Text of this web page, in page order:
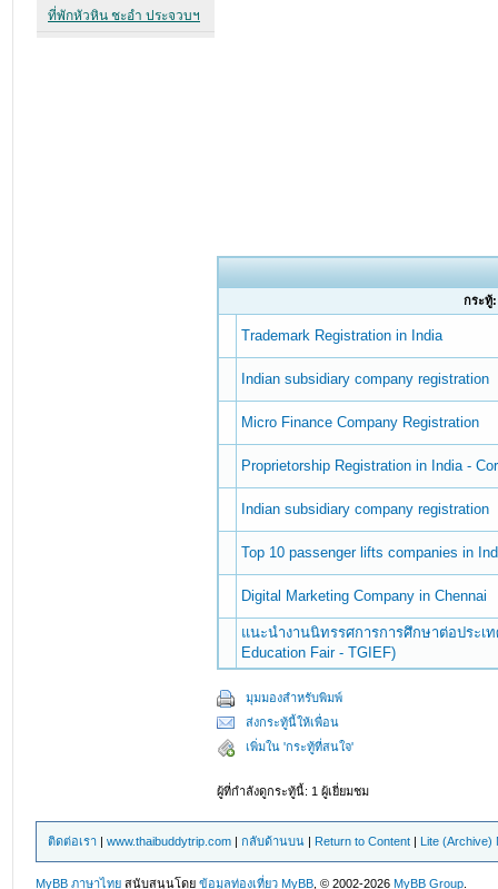
กระทู้:
Trademark Registration in India
Indian subsidiary company registration
Micro Finance Company Registration
Proprietorship Registration in India -
Indian subsidiary company registration
Top 10 passenger lifts companies in
Digital Marketing Company in Chennai
แนะนำงานนิทรรศการการศึกษาต่อประเ
Education Fair - TGIEF)
มุมมองสำหรับพิมพ์
ส่งกระทู้นี้ให้เพื่อน
เพิ่มใน 'กระทู้ที่สนใจ'
ผู้ที่กำลังดูกระทู้นี้: 1 ผู้เยี่ยมชม
ติดต่อเรา |www.thaibuddytrip.com |กลับด้านบน | Return to Content | Lite (Archive)
MyBB ภาษาไทย สนับสนุนโดยข้อมูลท่องเที่ยว MyBB , © 2002-2026MyBB Group